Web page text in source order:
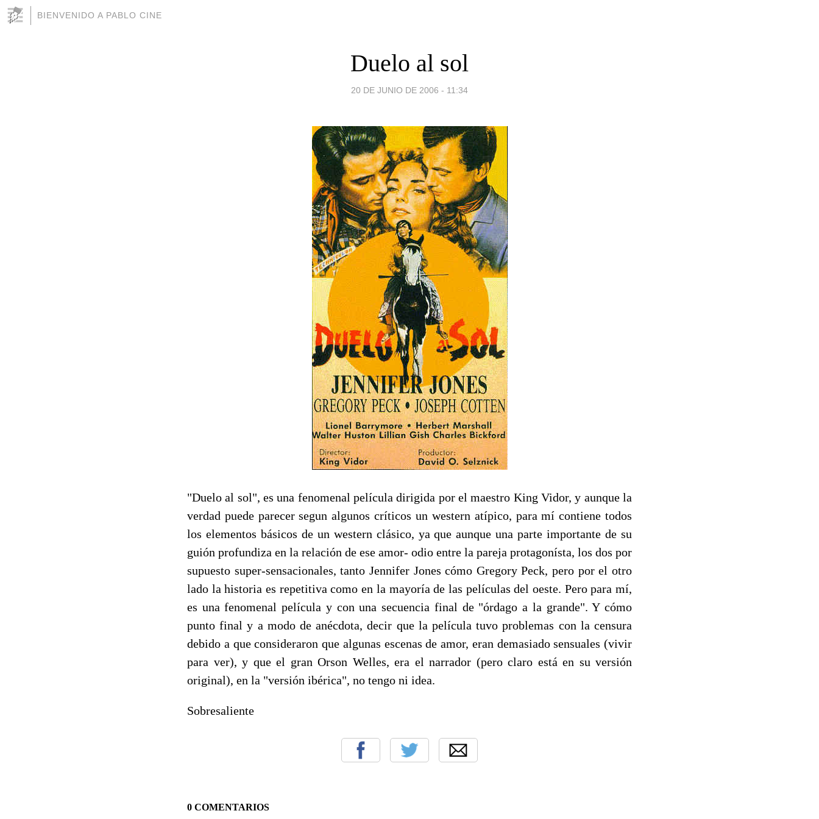
BIENVENIDO A PABLO CINE
Duelo al sol
20 DE JUNIO DE 2006 - 11:34
"Duelo al sol", es una fenomenal película dirigida por el maestro King Vidor, y aunque la
verdad puede parecer segun algunos críticos un western atípico, para mí contiene todos
los elementos básicos de un western clásico, ya que aunque una parte importante de su
guión profundiza en la relación de ese amor- odio entre la pareja protagonísta, los dos por
supuesto super-sensacionales, tanto Jennifer Jones cómo Gregory Peck, pero por el otro
lado la historia es repetitiva como en la mayoría de las películas del oeste. Pero para mí,
es una fenomenal película y con una secuencia final de "órdago a la grande". Y cómo
punto final y a modo de anécdota, decir que la película tuvo problemas con la censura
debido a que consideraron que algunas escenas de amor, eran demasiado sensuales (vivir
para ver), y que el gran Orson Welles, era el narrador (pero claro está en su versión
original), en la "versión ibérica", no tengo ni idea.
Sobresaliente
0 COMENTARIOS